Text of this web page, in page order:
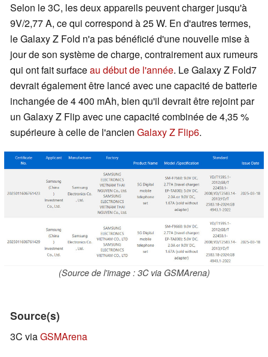
Selon le 3C, les deux appareils peuvent charger jusqu'à
9V/2,77 A, ce qui correspond à 25 W. En d'autres termes,
le Galaxy Z Fold n'a pas bénéficié d'une nouvelle mise à
jour de son système de charge, contrairement aux rumeurs
qui ont fait surfaceau début de l'année. Le Galaxy Z Fold7
devrait également être lancé avec une capacité de batterie
inchangée de 4 400 mAh, bien qu'il devrait être rejoint par
un Galaxy Z Flip avec une capacité combinée de 4,35 %
supérieure à celle de l'ancien Galaxy Z Flip6.
(Source de l'image : 3C via GSMArena)
Source(s)
3C viaGSMArena